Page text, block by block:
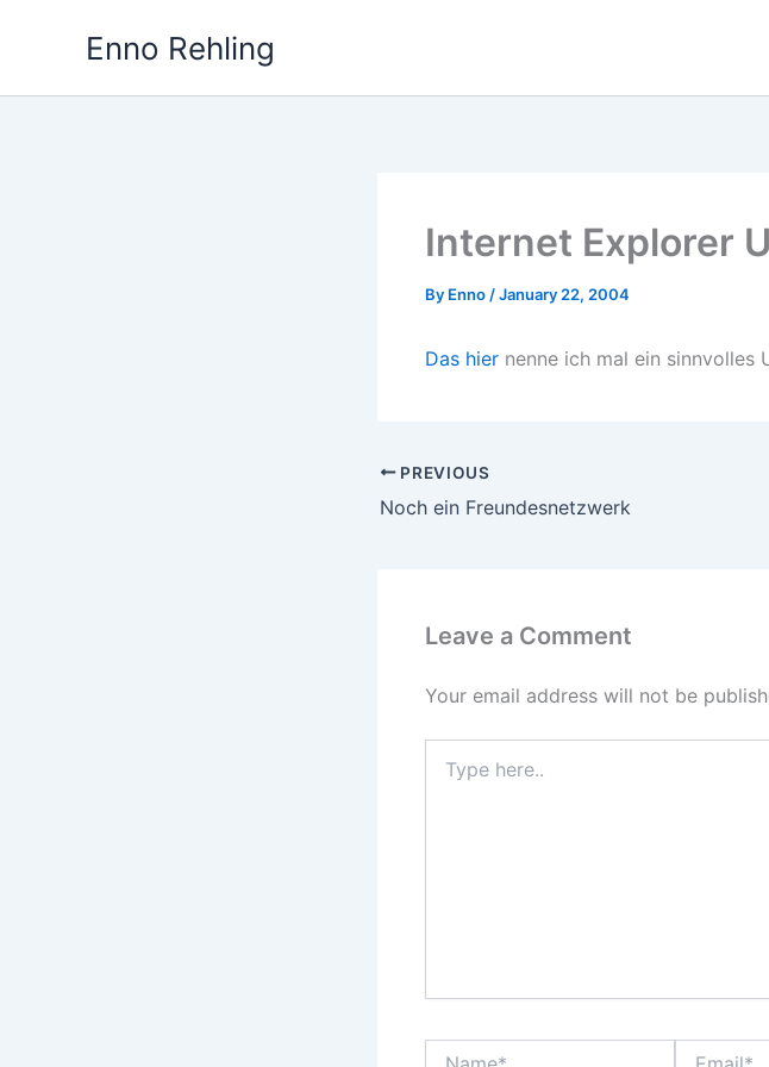
Enno Rehling
Internet Explorer
By Enno /January 22, 2004
Das hier nenne ich mal ein sinnvolles
PREVIOUS
Noch ein Freundesnetzwerk
Leave a Comment
Your email address will not be
here..